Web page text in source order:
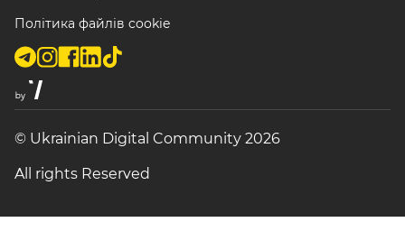
Політика файлів cookie
© Ukrainian Digital Community 2026
All rights Reserved